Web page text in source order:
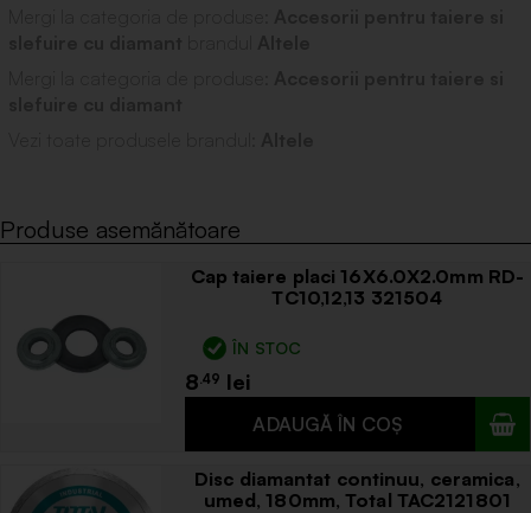
Produse asemănătoare
Cap taiere placi 16X6.0X2.0mm RD-
TC10,12,13 321504
ÎN STOC
8.49
Disc diamantat continuu, ceramica,
umed, 180mm, Total TAC2121801